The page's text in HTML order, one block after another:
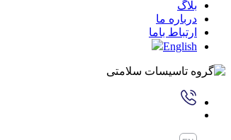
بلاگ
درباره ما
ارتباط باما
English